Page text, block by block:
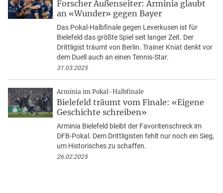
Forscher Außenseiter: Arminia glaubt
an «Wunder» gegen Bayer
Das Pokal-Halbfinale gegen Leverkusen ist für
Bielefeld das größte Spiel seit langer Zeit. Der
Drittligist träumt von Berlin. Trainer Kniat denkt vor
dem Duell auch an einen Tennis-Star.
31.03.2025
Arminia im Pokal-Halbfinale
Bielefeld träumt vom Finale: «Eigene
Geschichte schreiben»
Arminia Bielefeld bleibt der Favoritenschreck im
DFB-Pokal. Dem Drittligisten fehlt nur noch ein Sieg,
um Historisches zu schaffen.
26.02.2025